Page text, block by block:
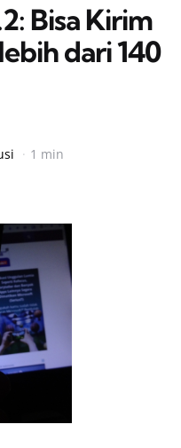
Bisa Kirim
dari 140
1 min